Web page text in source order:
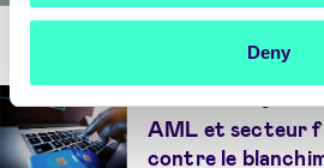
Deny
AML et secteur
contre le